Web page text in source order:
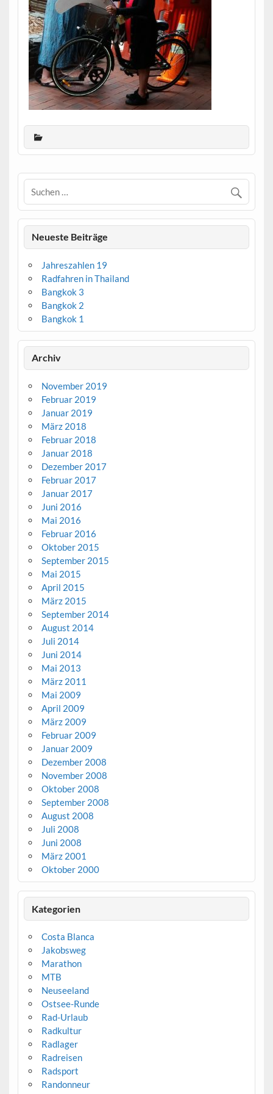
Neueste Beiträge
Jahreszahlen 19
Radfahren in Thailand
Bangkok 3
Bangkok 2
Bangkok 1
Archiv
November 2019
Februar 2019
Januar 2019
März 2018
Februar 2018
Januar 2018
Dezember 2017
Februar 2017
Januar 2017
Juni 2016
Mai 2016
Februar 2016
Oktober 2015
September 2015
Mai 2015
April 2015
März 2015
September 2014
August 2014
Juli 2014
Juni 2014
Mai 2013
März 2011
Mai 2009
April 2009
März 2009
Februar 2009
Januar 2009
Dezember 2008
November 2008
Oktober 2008
September 2008
August 2008
Juli 2008
Juni 2008
März 2001
Oktober 2000
Kategorien
Costa Blanca
Jakobsweg
Marathon
MTB
Neuseeland
Ostsee-Runde
Rad-Urlaub
Radkultur
Radlager
Radreisen
Radsport
Randonneur